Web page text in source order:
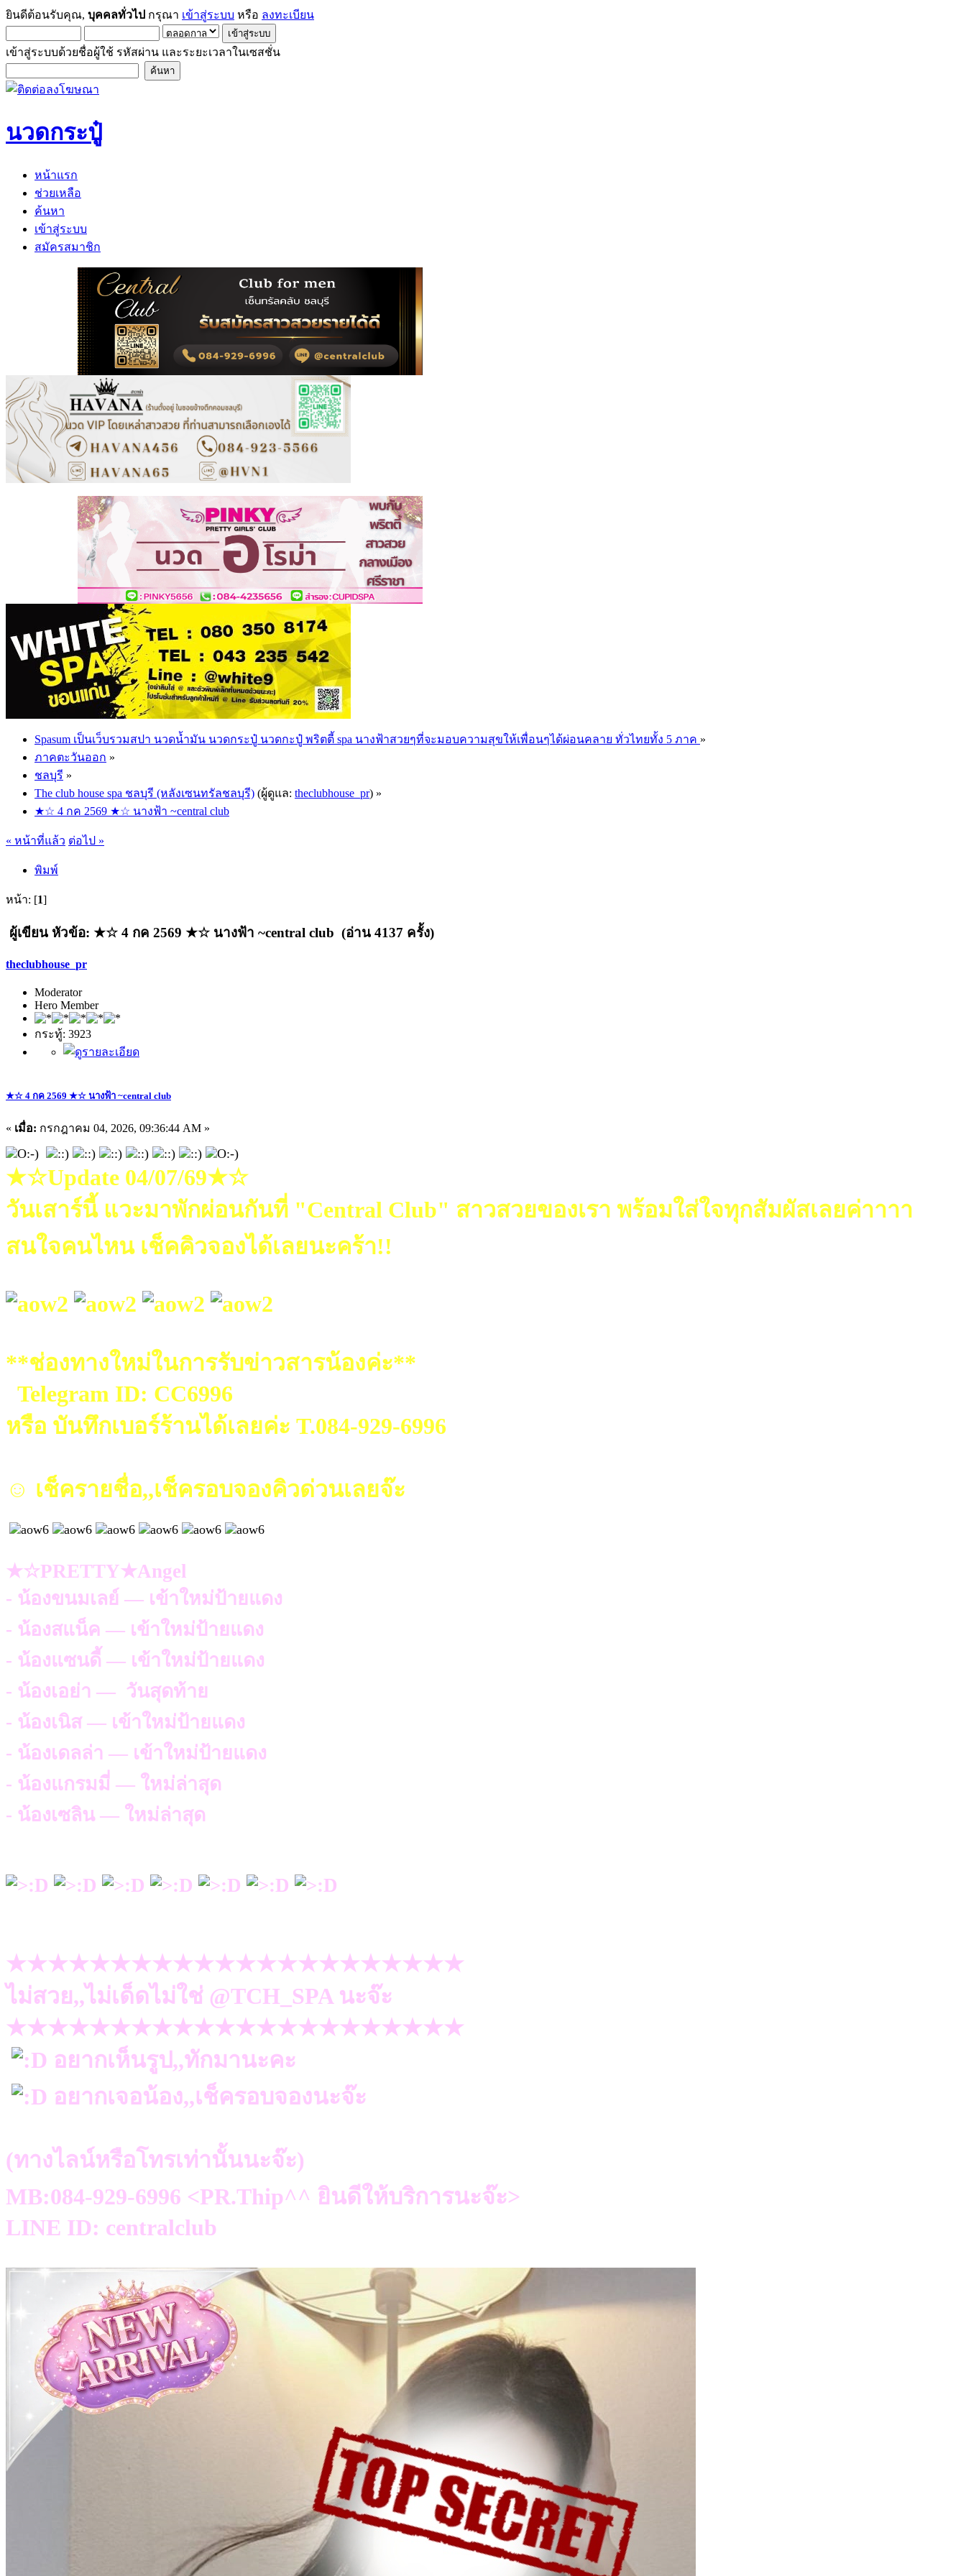
ยินดีต้อนรับคุณ, บุคคลทั่วไป กรุณา เข้าสู่ระบบ หรือ ลงทะเบียน
เข้าสู่ระบบด้วยชื่อผู้ใช้ รหัสผ่าน และระยะเวลาในเซสชั่น
นวดกระปู๋
หน้าแรก
ช่วยเหลือ
ค้นหา
เข้าสู่ระบบ
สมัครสมาชิก
Spasum เป็นเว็บรวมสปา นวดน้ำมัน นวดกระปู๋ นวดกะปู๋ พริตตี้ spa นางฟ้าสวยๆที่จะมอบความสุขให้เพื่อนๆได้ผ่อนคลาย ทั่วไทยทั้ง 5 ภาค »
ภาคตะวันออก »
ชลบุรี »
The club house spa ชลบุรี (หลังเซนทรัลชลบุรี) (ผู้ดูแล: theclubhouse_pr) »
★☆ 4 กค 2569 ★☆ นางฟ้า ~central club
« หน้าที่แล้ว ต่อไป »
พิมพ์
หน้า: [1]
ผู้เขียน หัวข้อ: ★☆ 4 กค 2569 ★☆ นางฟ้า ~central club (อ่าน 4137 ครั้ง)
theclubhouse_pr
Moderator
Hero Member
กระทู้: 3923
★☆ 4 กค 2569 ★☆ นางฟ้า ~central club
« เมื่อ: กรกฎาคม 04, 2026, 09:36:44 AM »
★☆Update 04/07/69★☆
วันเสาร์นี้ แวะมาพักผ่อนกันที่ "Central Club" สาวสวยของเรา พร้อมใส่ใจทุกสัมผัสเลยค่าาาา
สนใจคนไหน เช็คคิวจองได้เลยนะคร้า!!
**ช่องทางใหม่ในการรับข่าวสารน้องค่ะ**
Telegram ID: CC6996
หรือ บันทึกเบอร์ร้านได้เลยค่ะ T.084-929-6996
☺ เช็ครายชื่อ,,เช็ครอบจองคิวด่วนเลยจ๊ะ
★☆PRETTY★Angel
- น้องขนมเลย์ — เข้าใหม่ป้ายแดง
- น้องสแน็ค — เข้าใหม่ป้ายแดง
- น้องแซนดี้ — เข้าใหม่ป้ายแดง
- น้องเอย่า — วันสุดท้าย
- น้องเนิส — เข้าใหม่ป้ายแดง
- น้องเดลล่า — เข้าใหม่ป้ายแดง
- น้องแกรมมี่ — ใหม่ล่าสุด
- น้องเซลิน — ใหม่ล่าสุด
★★★★★★★★★★★★★★★★★★★★★★
ไม่สวย,,ไม่เด็ดไม่ใช่ @TCH_SPA นะจ๊ะ
★★★★★★★★★★★★★★★★★★★★★★
อยากเห็นรูป,,ทักมานะคะ
อยากเจอน้อง,,เช็ครอบจองนะจ๊ะ
(ทางไลน์หรือโทรเท่านั้นนะจ๊ะ)
MB:084-929-6996 <PR.Thip^^ ยินดีให้บริการนะจ๊ะ>
LINE ID: centralclub